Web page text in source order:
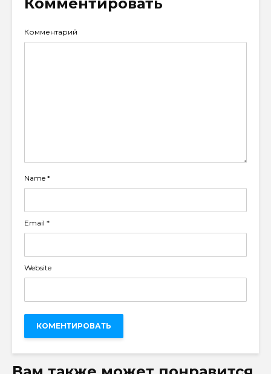
Комментарий
Name *
Email *
Website